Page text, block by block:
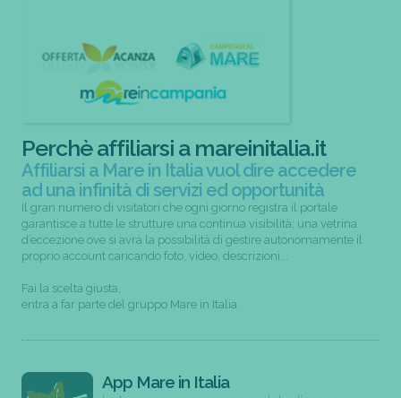
Perchè affiliarsi a mareinitalia.it
Affiliarsi a Mare in Italia vuol dire accedere
ad una infinità di servizi ed opportunità
Il gran numero di visitatori che ogni giorno registra il portale
garantisce a tutte le strutture una continua visibilità; una vetrina
d’eccezione ove si avrà la possibilità di gestire autonomamente il
proprio account caricando foto, video, descrizioni...
Fai la scelta giusta,
entra a far parte del gruppo Mare in Italia
App Mare in Italia